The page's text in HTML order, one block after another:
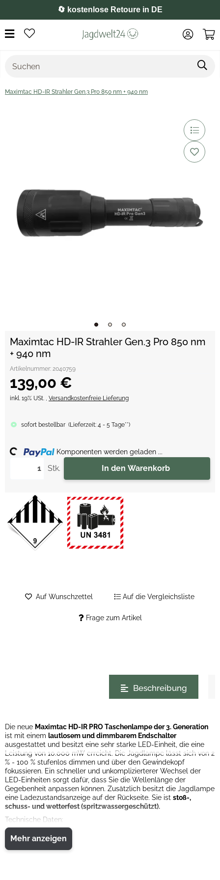
⭐️ 4,8 auf Google
Maximtac HD-IR Strahler Gen.3 Pro 850 nm + 940 nm
Maximtac HD-IR Strahler Gen.3 Pro 850 nm
+ 940 nm
Artikelnummer: 2040759
139,00 €
inkl. 19% USt. , Versandkostenfreie Lieferung
sofort bestellbar (Lieferzeit: 4 - 5 Tage**)
Stk. In den Warenkorb
Komponenten werden geladen ...
Frage zum Artikel
Auf Wunschzettel Auf die Vergleichsliste
Beschreibung
Die neue Maximtac HD-IR PRO Taschenlampe der 3. Generation
ist mit einem lautlosem und dimmbarem Endschalter
ausgestattet und besitzt eine sehr starke LED-Einheit, die eine
Leistung von 10.000 mW erreicht. Die Jagdlampe lässt sich von 2
% - 100 % stufenlos dimmen und über den Gewindekopf
fokussieren. Ein schneller und unkomplizierterer Wechsel der
LED-Einheiten sorgt dafür, dass Sie die Wellenlänge der
Gegebenheit anpassen können. Zusätzlich besitzt die Jagdlampe
eine Ladezustandsanzeige auf der Rückseite. Sie ist stoß-,
schuss- und wetterfest (spritzwassergeschützt). ​
Technische Daten:
• Helligkeit stufenlos dimmbar 2 % - 100 %
• Lautloser Ein-/ Ausschalter
• Gewindekopf für die Fokussierung
Mehr anzeigen